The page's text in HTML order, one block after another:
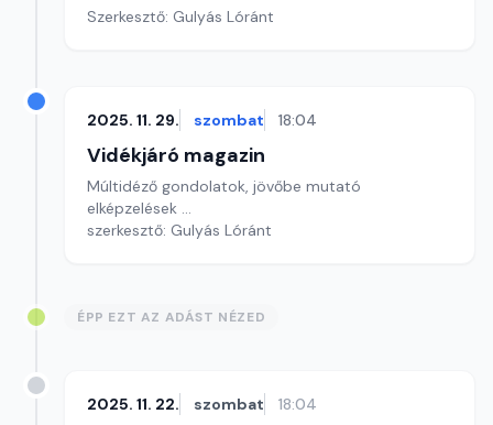
Szerkesztő: Gulyás Lóránt
2025. 11. 29. szombat 18:04
Vidékjáró magazin
Múltidéző gondolatok, jövőbe mutató
elképzelések ...
szerkesztő: Gulyás Lóránt
ÉPP EZT AZ ADÁST NÉZED
2025. 11. 22. szombat 18:04